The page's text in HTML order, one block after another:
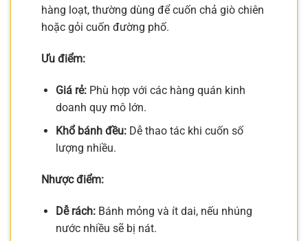
hàng loạt, thường dùng để cuốn chả giò chiên
hoặc gỏi cuốn đường phố.
Ưu điểm:
Giá rẻ:Phù hợp với các hàng quán kinh
doanh quy mô lớn.
Khổ bánh đều:Dễ thao tác khi cuốn số
lượng nhiều.
Nhược điểm:
Dễ rách:Bánh mỏng và ít dai, nếu nhúng
nước nhiều sẽ bị nát.